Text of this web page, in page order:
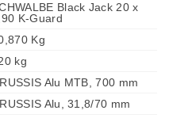
Black Jack 20 x
K-Guard
Kg
kg
Alu MTB, 700 mm
Alu, 31,8/70 mm